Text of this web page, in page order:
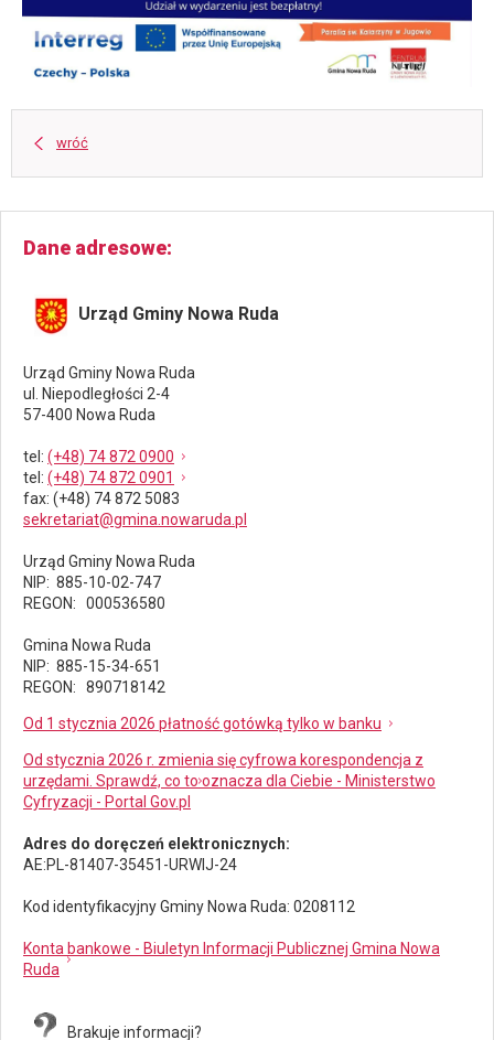
wróć
Dane adresowe
Urząd Gminy Nowa Ruda
Urząd Gminy Nowa Ruda
ul. Niepodległości 2-4
57-400 Nowa Ruda
tel : (+48) 74 872 0900
tel : (+48) 74 872 0901
fax: (+48) 74 872 5083
sekretariat@gmina.nowaruda.pl
Urząd Gminy Nowa Ruda
NIP: 885-10-02-747
REGON: 000536580
Gmina Nowa Ruda
NIP: 885-15-34-651
REGON: 890718142
Od 1 stycznia 2026 płatność gotówką tylko w banku
Od stycznia 2026 r. zmienia się cyfrowa korespondencja z
urzędami. Sprawdź, co to oznacza dla Ciebie - Ministerstwo
Cyfryzacji - Portal Gov.pl
Adres do doręczeń elektronicznych:
AE:PL-81407-35451-URWIJ-24
Kod identyfikacyjny Gminy Nowa Ruda: 0208112
Konta bankowe - Biuletyn Informacji Publicznej Gmina Nowa
Ruda
Brakuje informacji?